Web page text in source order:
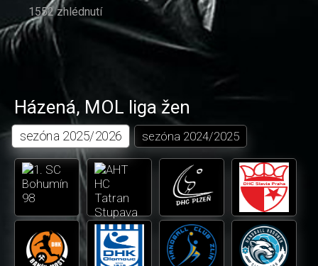
1552 zhlédnutí
Házená, MOL liga žen
sezóna 2025/2026 sezóna 2024/2025